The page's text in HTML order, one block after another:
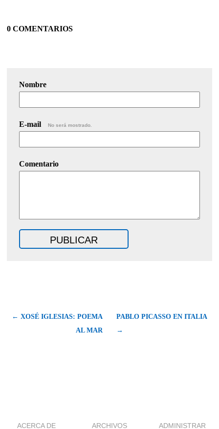
0 COMENTARIOS
Nombre
E-mail No será mostrado.
Comentario
← XOSÉ IGLESIAS: POEMA
AL MAR
PABLO PICASSO EN ITALIA
→
ACERCA DE ARCHIVOS ADMINISTRAR